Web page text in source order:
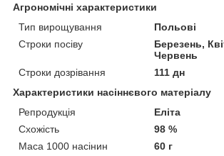
Агрономічні характеристики
Тип вирощування
Польові
Строки посіву
Березень,
Червень
Строки дозрівання
111 дн
Характеристики насіннєвого матеріалу
Репродукція
Еліта
Схожість
98 %
Маса 1000 насінин
60 г